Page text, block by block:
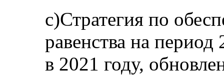
c)Стратегия по
равенства на
в 2021 году,